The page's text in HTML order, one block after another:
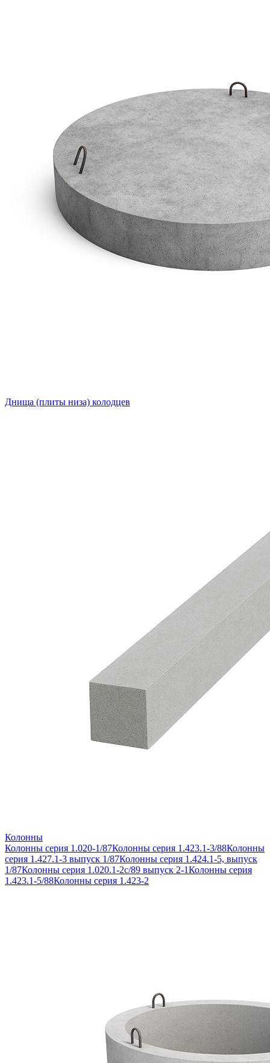
Днища (плиты низа) колодцев
Колонны
Колонны серия 1.020-1/87Колонны серия 1.423.1-3/88Колонны
серия 1.427.1-3 выпуск 1/87Колонны серия 1.424.1-5, выпуск
1/87Колонны серия 1.020.1-2с/89 выпуск 2-1Колонны серия
1.423.1-5/88Колонны серия 1.423-2